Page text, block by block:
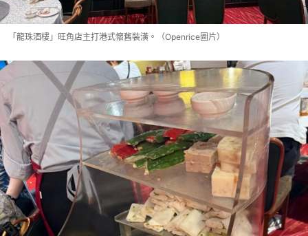
「龍珠酒樓」旺角店主打港式懷舊裝潢。（Openrice圖片）